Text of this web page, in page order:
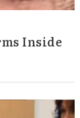
Inside